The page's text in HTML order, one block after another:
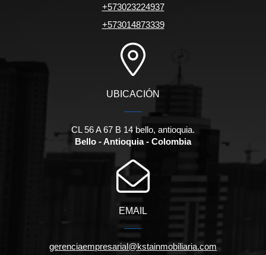
+573023224937
+573014873339
UBICACIÓN
CL 56 A 67 B 14 bello, antioquia.
Bello - Antioquia - Colombia
EMAIL
gerenciaempresarial@kstainmobiliaria.com